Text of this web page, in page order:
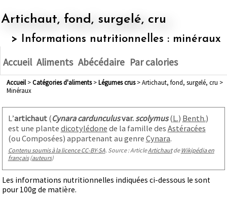
Artichaut, fond, surgelé, cru
> Informations nutritionnelles : minéraux
Accueil Aliments Abécédaire Par calories
Accueil> Catégories d'aliments> légumes crus> Artichaut, fond, surgelé, cru >
Minéraux
L’artichaut(Cynara cardunculusvar.scolymus(L.) Benth.)
est une plante dicotylédone de la famille des Astéracées
(ou Composées) appartenant au genre Cynara.
Contenu soumis à la licence CC-BY-SA. Source : ArticleArtichautde Wikipédia en
français(auteurs)
Les informations nutritionnelles indiquées ci-dessous le sont
pour 100g de matière.